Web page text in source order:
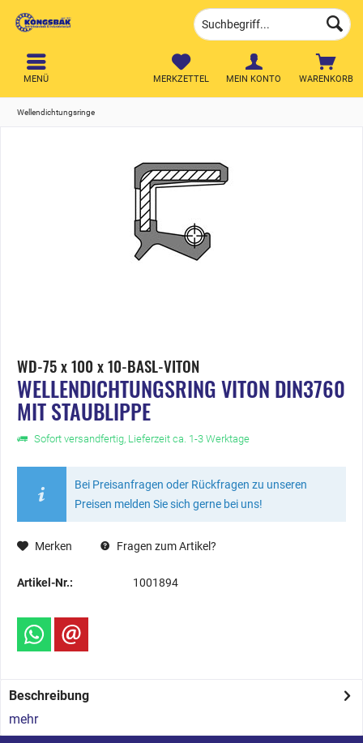
WARENKORB
MERKZETTEL MEIN KONTO
MENÜ
Wellendichtungsringe
WD-75 x 100 x 10-BASL-VITON
WELLENDICHTUNGSRING VITON DIN3760
MIT STAUBLIPPE
Sofort versandfertig, Lieferzeit ca. 1-3 Werktage
Bei Preisanfragen oder Rückfragen zu unseren
Preisen melden Sie sich gerne bei uns!
Merken Fragen zum Artikel?
Artikel-Nr.: 1001894
Beschreibung
mehr